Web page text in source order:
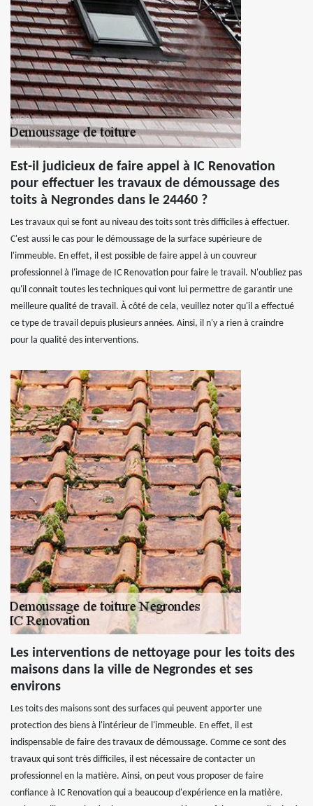
Est-il judicieux de faire appel à IC Renovation
pour effectuer les travaux de démoussage des
toits à Negrondes dans le 24460 ?
Les travaux qui se font au niveau des toits sont très difficiles à effectuer.
C'est aussi le cas pour le démoussage de la surface supérieure de
l'immeuble. En effet, il est possible de faire appel à un couvreur
professionnel à l'image de IC Renovation pour faire le travail. N'oubliez pas
qu'il connait toutes les techniques qui vont lui permettre de garantir une
meilleure qualité de travail. À côté de cela, veuillez noter qu'il a effectué
ce type de travail depuis plusieurs années. Ainsi, il n'y a rien à craindre
pour la qualité des interventions.
Les interventions de nettoyage pour les toits des
maisons dans la ville de Negrondes et ses
environs
Les toits des maisons sont des surfaces qui peuvent apporter une
protection des biens à l'intérieur de l'immeuble. En effet, il est
indispensable de faire des travaux de démoussage. Comme ce sont des
travaux qui sont très difficiles, il est nécessaire de contacter un
professionnel en la matière. Ainsi, on peut vous proposer de faire
confiance à IC Renovation qui a beaucoup d'expérience en la matière.